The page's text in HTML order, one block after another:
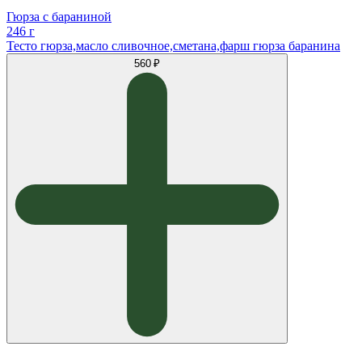
Гюрза с бараниной
246 г
Тесто гюрза,масло сливочное,сметана,фарш гюрза баранина
560 ₽